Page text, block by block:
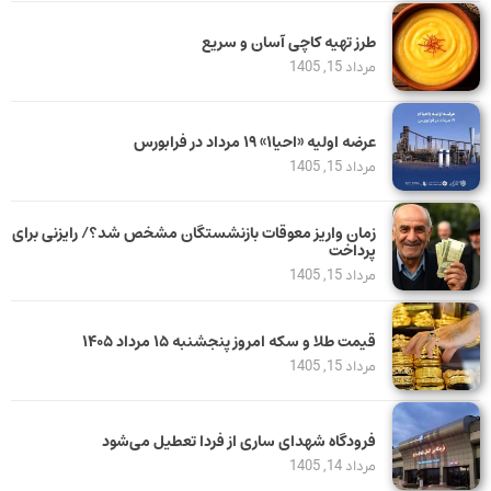
طرز تهیه کاچی آسان و سریع
مرداد 15, 1405
عرضه اولیه «احیا۱» ۱۹ مرداد در فرابورس
مرداد 15, 1405
زمان واریز معوقات بازنشستگان مشخص شد؟/ رایزنی برای
پرداخت
مرداد 15, 1405
قیمت طلا و سکه امروز پنجشنبه ۱۵ مرداد ۱۴۰۵
مرداد 15, 1405
فرودگاه شهدای ساری از فردا تعطیل می‌شود
مرداد 14, 1405